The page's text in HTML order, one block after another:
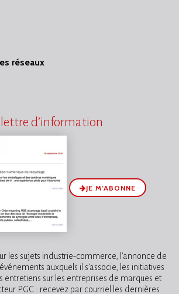
réseaux
lettre d’information
JE M’ABONNE
les sujets industrie-commerce, l’annonce de
auxquels il s’associe, les initiatives
entretiens sur les entreprises de marques et
PGC : recevez par courriel les dernières